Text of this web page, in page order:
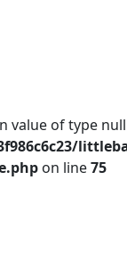
value of type
on line75